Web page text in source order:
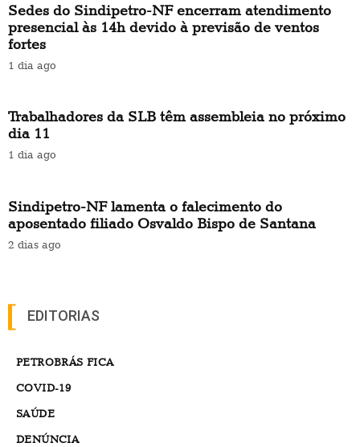
Sedes do Sindipetro-NF encerram atendimento
presencial às 14h devido à previsão de ventos
fortes
1 dia ago
Trabalhadores da SLB têm assembleia no próximo
dia 11
1 dia ago
Sindipetro-NF lamenta o falecimento do
aposentado filiado Osvaldo Bispo de Santana
2 dias ago
EDITORIAS
PETROBRÁS FICA
COVID-19
SAÚDE
DENÚNCIA